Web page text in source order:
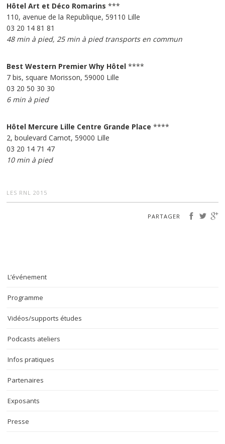
Hôtel Art et Déco Romarins ***
110, avenue de la Republique, 59110 Lille
03 20 14 81 81
48 min à pied, 25 min à pied transports en commun
Best Western Premier Why Hôtel ****
7 bis, square Morisson, 59000 Lille
03 20 50 30 30
6 min à pied
Hôtel Mercure Lille Centre Grande Place ****
2, boulevard Carnot, 59000 Lille
03 20 14 71 47
10 min à pied
LES RNL 2015
PARTAGER
L’événement
Programme
Vidéos/supports études
Podcasts ateliers
Infos pratiques
Partenaires
Exposants
Presse